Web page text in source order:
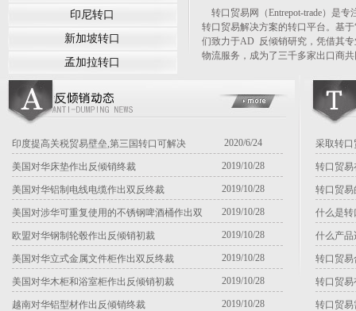
印尼转口
新加坡转口
孟加拉转口
转口贸易网（Entrepot-trade）是
转口贸易解决方案的转口平台。基
们致力于AD 反倾销研究，凭借其
物流服务，成为了三千多家出口商
2020/6/24
印度提高关税贸易壁垒,第三国转口可解决
2019/10/28
美国对华床垫作出反倾销终裁
2019/10/28
美国对华铝制电线电缆作出双反终裁
2019/10/28
美国对涉华可重复使用的不锈钢啤酒桶作出双
2019/10/28
欧盟对华钢制轮毂作出反倾销初裁
2019/10/28
美国对华立式金属文件柜作出双反终裁
2019/10/28
美国对华木柜和浴室柜作出反倾销初裁
2019/10/28
越南对华铝型材作出反倾销终裁
采取转
转口贸
转口贸
什么是
什么产
转口贸
转口贸
转口贸